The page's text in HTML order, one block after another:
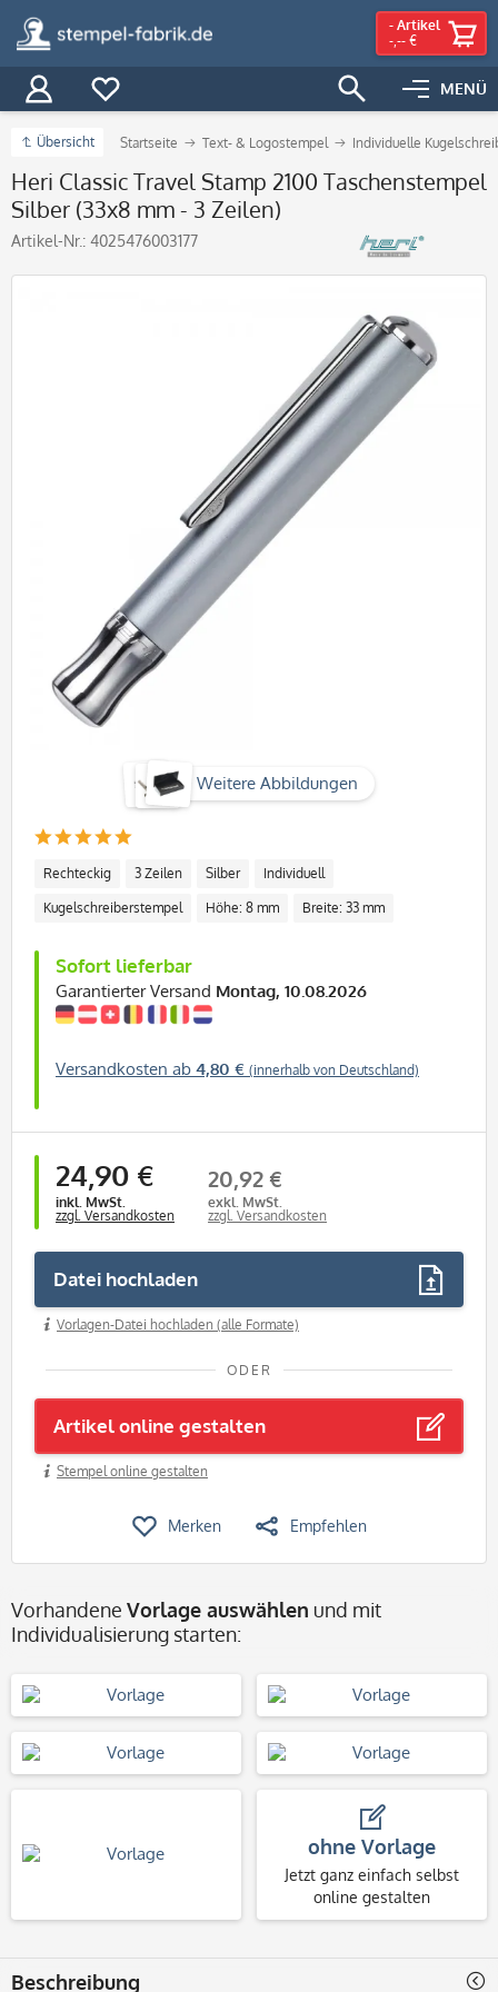
MENÜ
- Artikel
-,-- €
Übersicht Startseite Text- & Logostempel Individuelle
Heri Classic Travel Stamp 2100 Taschenstempel
Silber (33x8 mm - 3 Zeilen)
Artikel-Nr.: 4025476003177
Weitere Abbildungen
Rechteckig 3 Zeilen Silber Individuell
Kugelschreiberstempel Höhe: 8 mm Breite: 33 mm
Sofort lieferbar
Garantierter Versand Montag, 10.08.2026
Versandkosten ab 4,80 € (innerhalb von Deutschland)
24,90 €
inkl. MwSt.
zzgl. Versandkosten
20,92 €
exkl. MwSt.
zzgl. Versandkosten
Datei hochladen
Vorlagen-Datei hochladen (alle Formate)
ODER
Artikel online gestalten
Stempel online gestalten
Merken Empfehlen
Vorhandene Vorlage auswählen und mit
Individualisierung starten:
ohne Vorlage
Jetzt ganz einfach selbst
online gestalten
Beschreibung